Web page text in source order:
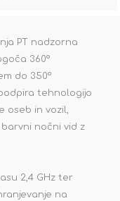
PT nadzorna
360°
do 350°
tehnologijo
oseb in vozil,
nočni vid z
2,4 GHz ter
na